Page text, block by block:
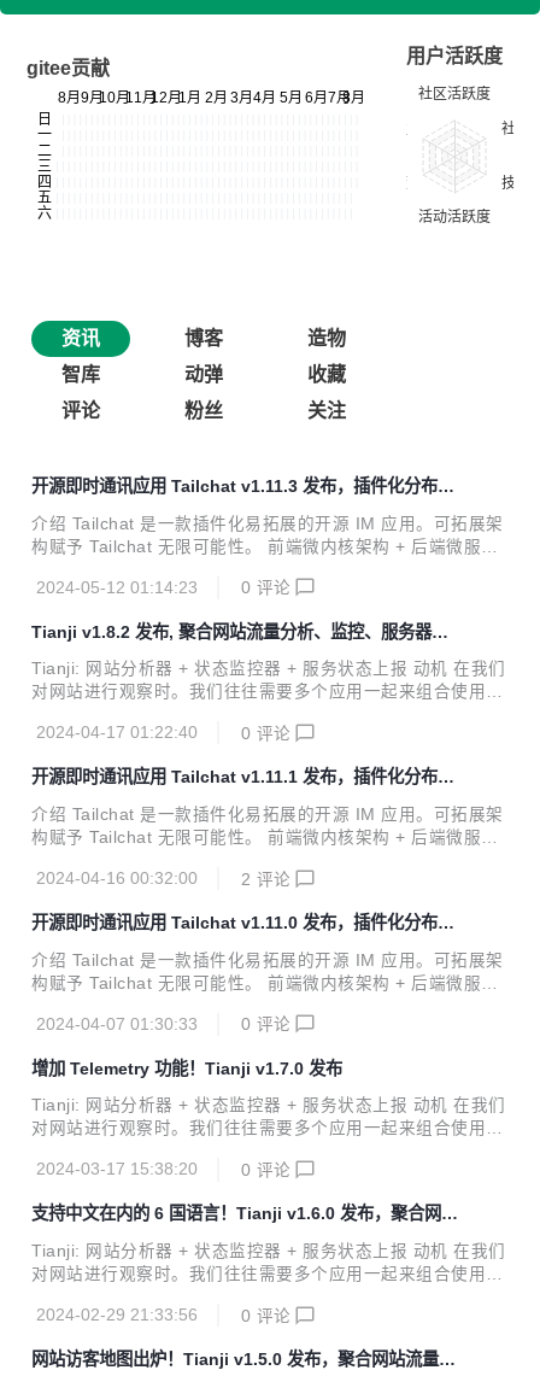
gitee贡献
用户活跃度
资讯 博客
造物
智库
动弹
收藏
评论
粉丝 关注
开源即时通讯应用 Tailchat v1.11.3 发布，插件化分布式
noIM 应用
介绍 Tailchat 是一款插件化易拓展的开源 IM 应用。可拓展架
构赋予 Tailchat 无限可能性。 前端微内核架构 + 后端微服务
企业与私域用户打造，高度自由的群组管理与定制化的面板展
自己的品牌与圈子。 官方网站: https://tailchat.msgbyte.co
m/ v1.11.3 更新内容 暴露了`chat.message.getMessage`接
口 增加了tianji环境变量以用于收集数据 修复了快速切换的层
2024-05-12 01:14:23 0 评论
Tianji v1.8.2 发布, 聚合网站流量分析、监控、服务器状
态
Tianji: 网站分析器 + 状态监控器 + 服务状态上报 动机 在我们
对网站进行观察时。我们往往需要多个应用一起来组合使用。
面的访问量，我们需要 uptime 监控器来检查服务器的网络质
态来检查服务器的质量。另外如果开发的是一个允许被开源部
署的应用，我们往往还需要一个遥测系统来帮助我们对其他人
的部署情况做一个最简单的信息收集。 我认为这些工具应当是
这些常见的需求整合为一体呢？毕竟在大部分时候我们并不需
2024-04-17 01:22:40 0 评论
开源即时通讯应用 Tailchat v1.11.1 发布，插件化分布式
noIM 应用
介绍 Tailchat 是一款插件化易拓展的开源 IM 应用。可拓展架
构赋予 Tailchat 无限可能性。 前端微内核架构 + 后端微服务
企业与私域用户打造，高度自由的群组管理与定制化的面板展
自己的品牌与圈子。 官方网站: https://tailchat.msgbyte.co
m/ v1.11.1 更新内容 增加消息右键菜单 增加设置项允许关闭
右键菜单 优化了在消息右键菜单中通过选中复制部分文本的逻
2024-04-16 00:32:00 2 评论
开源即时通讯应用 Tailchat v1.11.0 发布，插件化分布式
noIM 应用
介绍 Tailchat 是一款插件化易拓展的开源 IM 应用。可拓展架
构赋予 Tailchat 无限可能性。 前端微内核架构 + 后端微服务
企业与私域用户打造，高度自由的群组管理与定制化的面板展
自己的品牌与圈子。 官方网站: https://tailchat.msgbyte.co
m/ v1.11.0 更新内容 增加了快速跳转命令面板，可以在任意
地方通过ctrl+k快速打开 <ul> <li>或者在导航栏通过点击搜索
2024-04-07 01:30:33 0 评论
增加 Telemetry 功能！Tianji v1.7.0 发布
Tianji: 网站分析器 + 状态监控器 + 服务状态上报 动机 在我们
对网站进行观察时。我们往往需要多个应用一起来组合使用。
面的访问量，我们需要 uptime 监控器来检查服务器的网络质
态来检查服务器的质量。另外如果开发的是一个允许被开源部
署的应用，我们往往还需要一个遥测系统来帮助我们对其他人
的部署情况做一个最简单的信息收集。 我认为这些工具应当是
这些常见的需求整合为一体呢？毕竟在大部分时候我们并不需
2024-03-17 15:38:20 0 评论
支持中文在内的 6 国语言！Tianji v1.6.0 发布，聚合网站
流量分析、监控、服务器状态
Tianji: 网站分析器 + 状态监控器 + 服务状态上报 动机 在我们
对网站进行观察时。我们往往需要多个应用一起来组合使用。
面的访问量，我们需要 uptime 监控器来检查服务器的网络质
态来检查服务器的质量。另外如果开发的是一个允许被开源部
2024-02-29 21:33:56 0 评论
网站访客地图出炉！Tianji v1.5.0 发布，聚合网站流量分